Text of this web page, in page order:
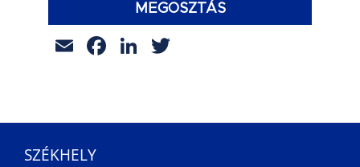
MEGOSZTÁS
EmailFacebook
LinkedIn
SZÉKHELY